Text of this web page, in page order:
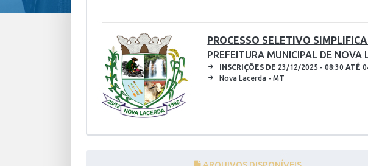
PROCESSO SELETIVO
PREFEITURA MUNICIPAL DE NOVA
INSCRIÇÕES DE 23/12/2025 - 08:30 ATÉ
Nova Lacerda - MT